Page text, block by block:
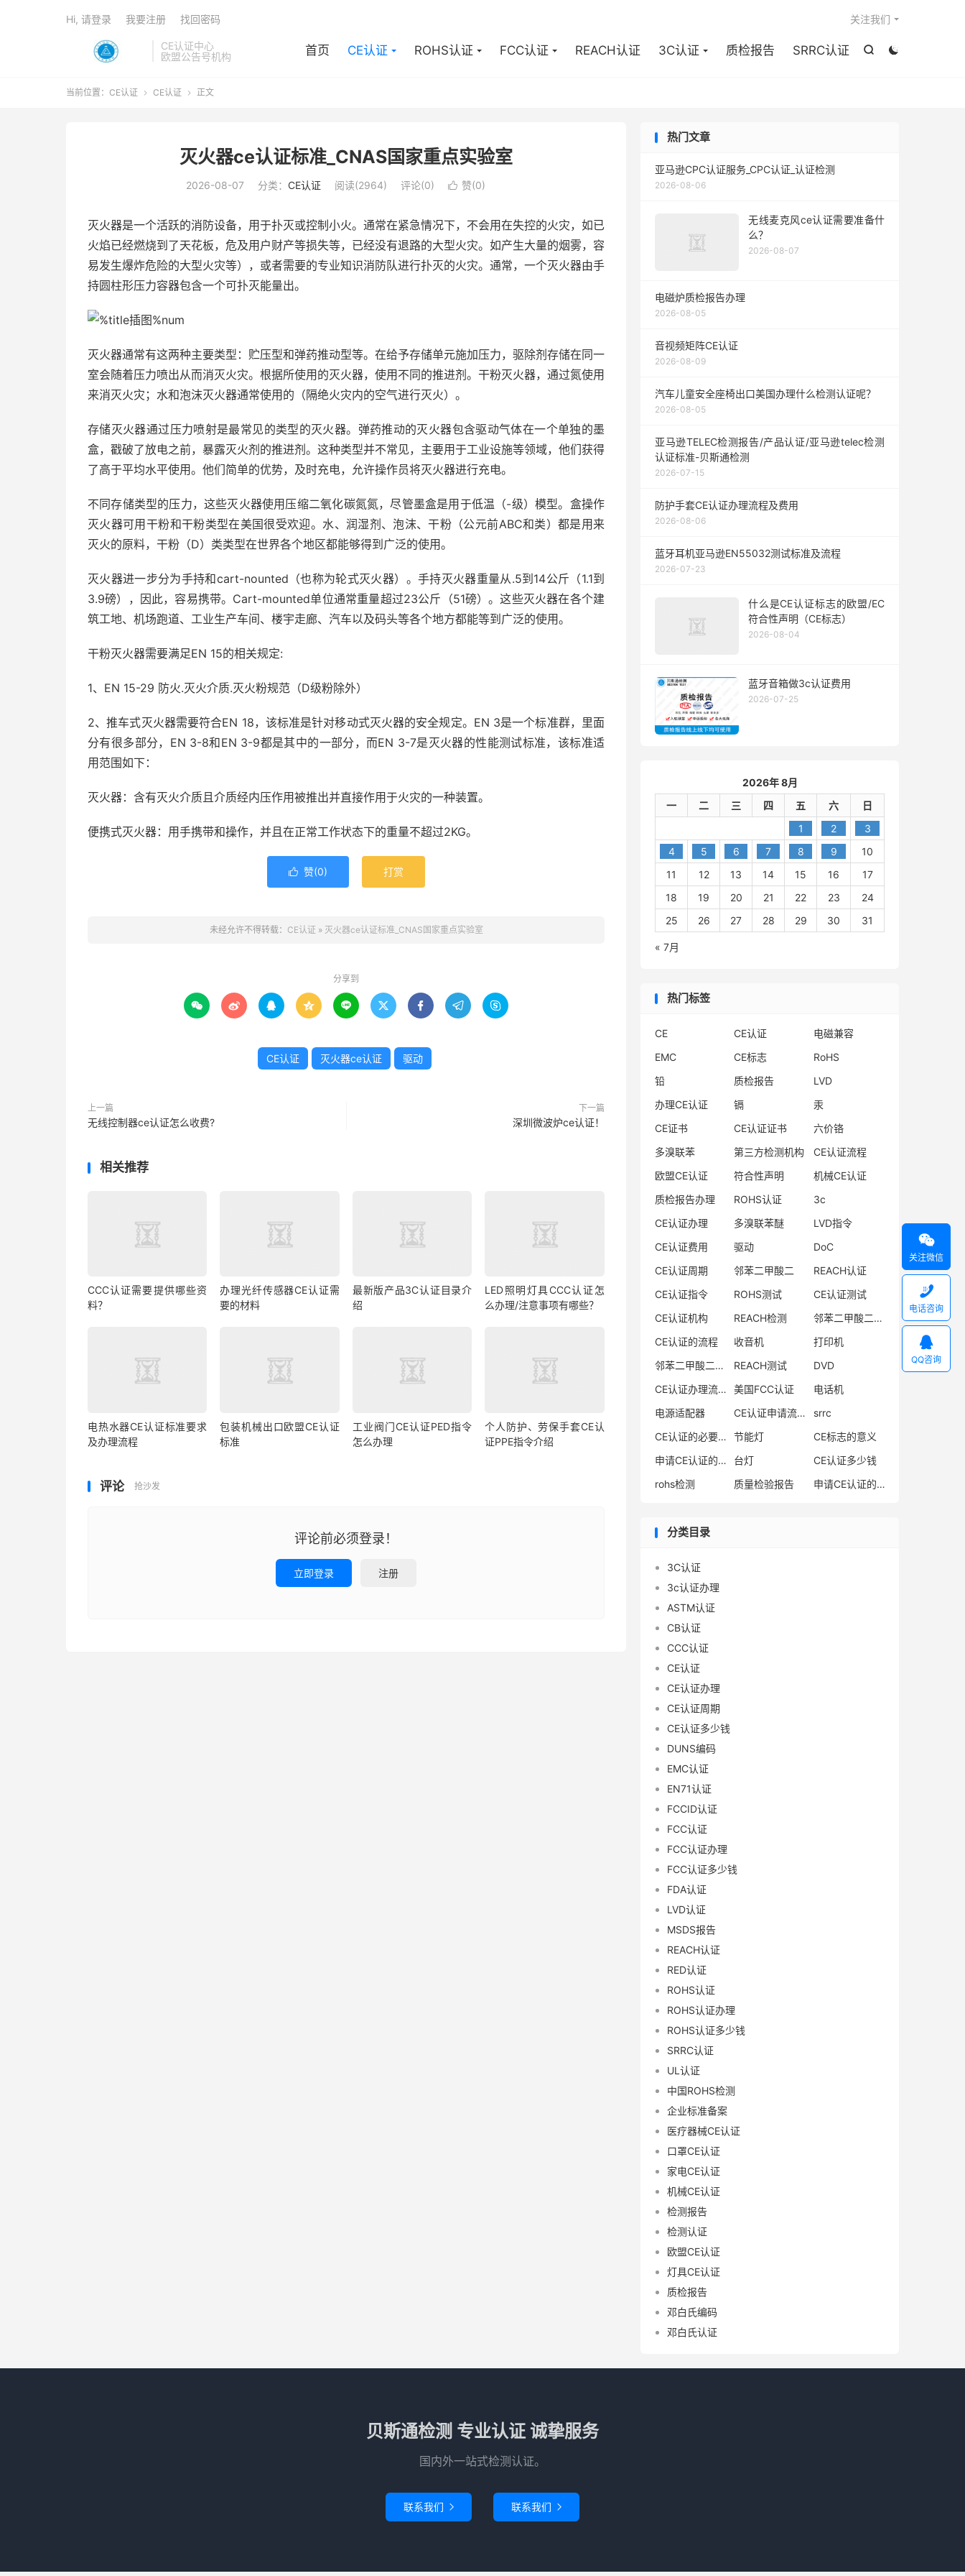
CE认证中心
欧盟公告号机构


首页 CE认证 ROHS认证 FCC认证 REACH认证 3C认证 质检报告 SRRC认证
关注我们
Hi, 请登录 我要注册 找回密码
当前位置： CE认证  CE认证  正文
灭火器ce认证标准_CNAS国家重点实验室
2026-08-07 分类： CE认证 阅读(2964) 评论(0)  赞(0)
灭火器是一个活跃的消防设备，用于扑灭或控制小火。通常在紧急情况下，不会用在失控的火灾，如已
火焰已经燃烧到了天花板，危及用户财产等损失等，已经没有退路的大型火灾。如产生大量的烟雾，容
易发生爆炸危险的大型火灾等），或者需要的专业知识消防队进行扑灭的火灾。通常，一个灭火器由手
持圆柱形压力容器包含一个可扑灭能量出。
灭火器通常有这两种主要类型：贮压型和弹药推动型等。在给予存储单元施加压力，驱除剂存储在同一
室会随着压力喷出从而消灭火灾。根据所使用的灭火器，使用不同的推进剂。干粉灭火器，通过氮使用
来消灭火灾；水和泡沫灭火器通常使用的（隔绝火灾内的空气进行灭火）。
存储灭火器通过压力喷射是最常见的类型的灭火器。弹药推动的灭火器包含驱动气体在一个单独的墨
盒，戳破了放电之前，暴露灭火剂的推进剂。这种类型并不常见，主要用于工业设施等领域，他们获得
了高于平均水平使用。他们简单的优势，及时充电，允许操作员将灭火器进行充电。
不同存储类型的压力，这些灭火器使用压缩二氧化碳氮氮，尽管墨盒是用于低温（-级）模型。盒操作
灭火器可用干粉和干粉类型在美国很受欢迎。水、润湿剂、泡沫、干粉（公元前ABC和类）都是用来
灭火的原料，干粉（D）类类型在世界各个地区都能够得到广泛的使用。
灭火器进一步分为手持和cart-nounted（也称为轮式灭火器）。手持灭火器重量从.5到14公斤（1.1到
3.9磅），因此，容易携带。Cart-mounted单位通常重量超过23公斤（51磅）。这些灭火器在各个建
筑工地、机场跑道、工业生产车间、楼宇走廊、汽车以及码头等各个地方都能等到广泛的使用。
干粉灭火器需要满足EN 15的相关规定:
1、EN 15-29 防火.灭火介质.灭火粉规范（D级粉除外）
2、推车式灭火器需要符合EN 18，该标准是针对移动式灭火器的安全规定。EN 3是一个标准群，里面
分有很多部分，EN 3-8和EN 3-9都是其中的一部分，而EN 3-7是灭火器的性能测试标准，该标准适
用范围如下：
灭火器：含有灭火介质且介质经内压作用被推出并直接作用于火灾的一种装置。
便携式灭火器：用手携带和操作，并且在正常工作状态下的重量不超过2KG。
 赞(0) 打赏
未经允许不得转载： CE认证 » 灭火器ce认证标准_CNAS国家重点实验室
分享到
        
CE认证 灭火器ce认证 驱动
上一篇
无线控制器ce认证怎么收费?
下一篇
深圳微波炉ce认证！
相关推荐
CCC认证需要提供哪些资
料？
办理光纤传感器CE认证需
要的材料
最新版产品3C认证目录介
绍
LED照明灯具CCC认证怎
么办理/注意事项有哪些？
电热水器CE认证标准要求
及办理流程
包装机械出口欧盟CE认证
标准
工业阀门CE认证PED指令
怎么办理
个人防护、劳保手套CE认
证PPE指令介绍
评论 抢沙发
评论前必须登录！
立即登录 注册
热门文章
亚马逊CPC认证服务_CPC认证_认证检测
2026-08-06
无线麦克风ce认证需要准备什
么？
2026-08-07
电磁炉质检报告办理
2026-08-05
音视频矩阵CE认证
2026-08-09
汽车儿童安全座椅出口美国办理什么检测认证呢？
2026-08-05
亚马逊TELEC检测报告/产品认证/亚马逊telec检测
认证标准-贝斯通检测
2026-07-15
防护手套CE认证办理流程及费用
2026-08-06
蓝牙耳机亚马逊EN55032测试标准及流程
2026-07-23
什么是CE认证标志的欧盟/EC
符合性声明（CE标志）
2026-08-04
蓝牙音箱做3c认证费用
2026-07-25
2026年 8月
一
二 三 四 五 六
日
1
2
3
4
5 6 7 8 9
10
11
12 13 14 15 16
17
18
19 20 21 22 23
24
25
26 27 28 29 30 31
« 7月
热门标签
CE CE认证
电磁兼容
EMC
CE标志
RoHS
铅
质检报告
LVD
办理CE认证
镉
汞
CE证书
CE认证证书
六价铬
多溴联苯
第三方检测机构
CE认证流程
欧盟CE认证
符合性声明
机械CE认证
质检报告办理
ROHS认证
3c
CE认证办理
多溴联苯醚
LVD指令
CE认证费用
驱动
DoC
CE认证周期
邻苯二甲酸二
REACH认证
CE认证指令
ROHS测试
CE认证测试
CE认证机构
REACH检测
邻苯二甲酸二异丁酯
CE认证的流程
收音机
打印机
邻苯二甲酸二丁酯
REACH测试
DVD
CE认证办理流程
美国FCC认证
电话机
电源适配器
CE认证申请流程
srrc
CE认证的必要性
节能灯
CE标志的意义
申请CE认证的必要性
台灯
CE认证多少钱
rohs检测
质量检验报告 申请CE认证的好处
分类目录
3C认证
3c认证办理
ASTM认证
CB认证
CCC认证
CE认证
CE认证办理
CE认证周期
CE认证多少钱
DUNS编码
EMC认证
EN71认证
FCCID认证
FCC认证
FCC认证办理
FCC认证多少钱
FDA认证
LVD认证
MSDS报告
REACH认证
RED认证
ROHS认证
ROHS认证办理
ROHS认证多少钱
SRRC认证
UL认证
中国ROHS检测
企业标准备案
医疗器械CE认证
口罩CE认证
家电CE认证
机械CE认证
检测报告
检测认证
欧盟CE认证
灯具CE认证
质检报告
邓白氏编码
邓白氏认证
贝斯通检测 专业认证 诚挚服务
国内外一站式检测认证。
联系我们  联系我们 

关注微信

电话咨询

QQ咨询